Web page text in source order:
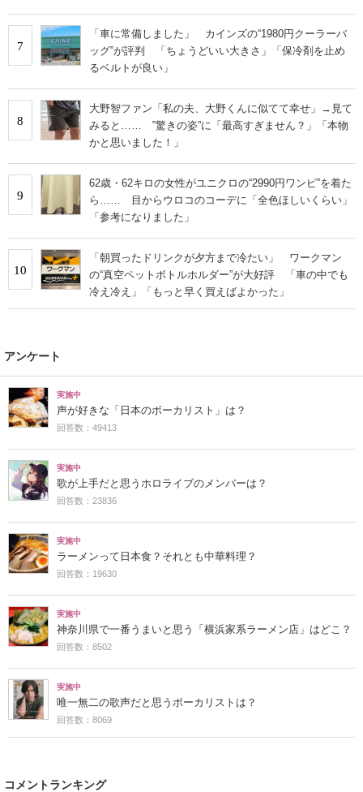
7
「車に常備しました」 カインズの“1980円クーラーバ
ッグ”が評判 「ちょうどいい大きさ」「保冷剤を止め
るベルトが良い」
8
大野智ファン「私の夫、大野くんに似てて幸せ」→見て
みると…… ‟驚きの姿”に「最高すぎません？」「本物
かと思いました！」
9
62歳・62キロの女性がユニクロの“2990円ワンピ”を着た
ら…… 目からウロコのコーデに「全色ほしいくらい」
「参考になりました」
10
「朝買ったドリンクが夕方まで冷たい」 ワークマン
の“真空ペットボトルホルダー”が大好評 「車の中でも
冷え冷え」「もっと早く買えばよかった」
アンケート
実施中
声が好きな「日本のボーカリスト」は？
回答数：49413
実施中
歌が上手だと思うホロライブのメンバーは？
回答数：23836
実施中
ラーメンって日本食？それとも中華料理？
回答数：19630
実施中
神奈川県で一番うまいと思う「横浜家系ラーメン店」はどこ？
回答数：8502
実施中
唯一無二の歌声だと思うボーカリストは？
回答数：8069
コメントランキング